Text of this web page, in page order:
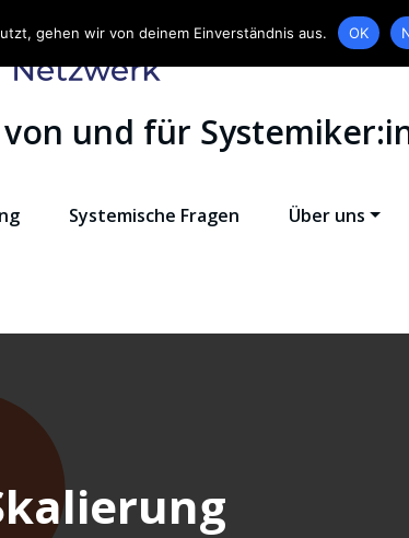
und für
Systemische Fragen Über uns
gehen wir von deinem Einverständnis aus. OK